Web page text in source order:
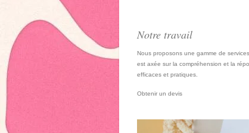
Notre travail
Nous proposons une gamme de
est axée sur la compréhension et la
efficaces et pratiques.
Obtenir un devis